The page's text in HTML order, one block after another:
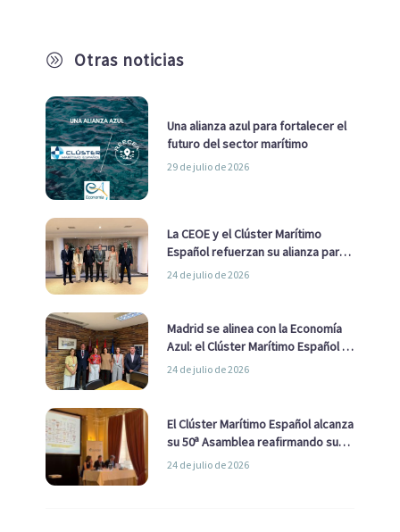
A Otras noticias
Una alianza azul para fortalecer el
futuro del sector marítimo
29 de julio de 2026
La CEOE y el Clúster Marítimo
Español refuerzan su alianza para
impulsar una estrategia Nacional
24 de julio de 2026
Madrid se alinea con la Economía
Azul: el Clúster Marítimo Español y
la Real Liga Naval avanzan alianzas
24 de julio de 2026
El Clúster Marítimo Español alcanza
su 50ª Asamblea reafirmando su
liderazgo en la Economía Azul
24 de julio de 2026